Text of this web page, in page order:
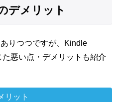
デメリット
りつつですが、Kindle
悪い点・デメリットも紹介
リット